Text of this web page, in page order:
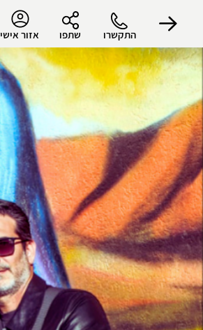
התקשרו שתפו אזור אישי